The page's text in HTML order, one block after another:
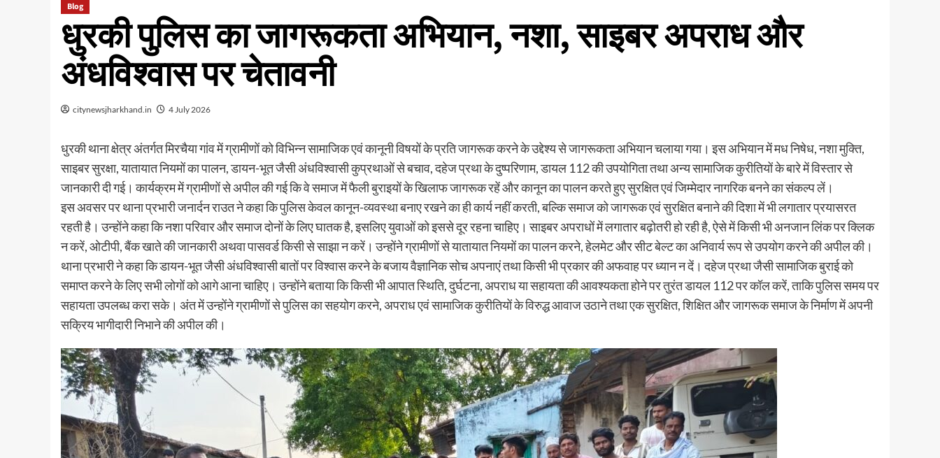
Blog
धुरकी पुलिस का जागरूकता अभियान, नशा, साइबर अपराध और
अंधविश्वास पर चेतावनी
citynewsjharkhand.in 4 July 2026
धुरकी थाना क्षेत्र अंतर्गत मिरचैया गांव में ग्रामीणों को विभिन्न सामाजिक एवं कानूनी विषयों के प्रति जागरूक करने के उद्देश्य से जागरूकता अभियान चलाया गया। इस अभियान में मध निषेध, नशा मुक्ति,
साइबर सुरक्षा, यातायात नियमों का पालन, डायन-भूत जैसी अंधविश्वासी कुप्रथाओं से बचाव, दहेज प्रथा के दुष्परिणाम, डायल 112 की उपयोगिता तथा अन्य सामाजिक कुरीतियों के बारे में विस्तार से
जानकारी दी गई। कार्यक्रम में ग्रामीणों से अपील की गई कि वे समाज में फैली बुराइयों के खिलाफ जागरूक रहें और कानून का पालन करते हुए सुरक्षित एवं जिम्मेदार नागरिक बनने का संकल्प लें।
इस अवसर पर थाना प्रभारी जनार्दन राउत ने कहा कि पुलिस केवल कानून-व्यवस्था बनाए रखने का ही कार्य नहीं करती, बल्कि समाज को जागरूक एवं सुरक्षित बनाने की दिशा में भी लगातार प्रयासरत
रहती है। उन्होंने कहा कि नशा परिवार और समाज दोनों के लिए घातक है, इसलिए युवाओं को इससे दूर रहना चाहिए। साइबर अपराधों में लगातार बढ़ोतरी हो रही है, ऐसे में किसी भी अनजान लिंक पर क्लिक
न करें, ओटीपी, बैंक खाते की जानकारी अथवा पासवर्ड किसी से साझा न करें। उन्होंने ग्रामीणों से यातायात नियमों का पालन करने, हेलमेट और सीट बेल्ट का अनिवार्य रूप से उपयोग करने की अपील की।
थाना प्रभारी ने कहा कि डायन-भूत जैसी अंधविश्वासी बातों पर विश्वास करने के बजाय वैज्ञानिक सोच अपनाएं तथा किसी भी प्रकार की अफवाह पर ध्यान न दें। दहेज प्रथा जैसी सामाजिक बुराई को
समाप्त करने के लिए सभी लोगों को आगे आना चाहिए। उन्होंने बताया कि किसी भी आपात स्थिति, दुर्घटना, अपराध या सहायता की आवश्यकता होने पर तुरंत डायल 112 पर कॉल करें, ताकि पुलिस समय पर
सहायता उपलब्ध करा सके। अंत में उन्होंने ग्रामीणों से पुलिस का सहयोग करने, अपराध एवं सामाजिक कुरीतियों के विरुद्ध आवाज उठाने तथा एक सुरक्षित, शिक्षित और जागरूक समाज के निर्माण में अपनी
सक्रिय भागीदारी निभाने की अपील की।